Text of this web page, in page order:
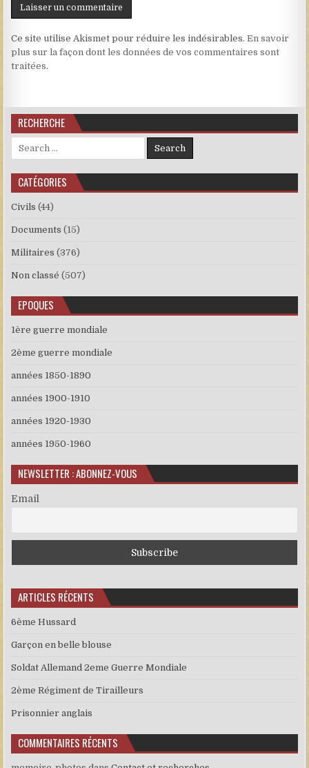
Ce site utilise Akismet pour réduire les indésirables.En savoir
plus sur la façon dont les données de vos commentaires sont
traitées.
RECHERCHE
Search for:
CATÉGORIES
Civils (44)
Documents (15)
Militaires (376)
Non classé (507)
EPOQUES
1ère guerre mondiale
2ème guerre mondiale
années 1850-1890
années 1900-1910
années 1920-1930
années 1950-1960
NEWSLETTER : ABONNEZ-VOUS
Email
ARTICLES RÉCENTS
6ème Hussard
Garçon en belle blouse
Soldat Allemand 2eme Guerre Mondiale
2ème Régiment de Tirailleurs
Prisonnier anglais
COMMENTAIRES RÉCENTS